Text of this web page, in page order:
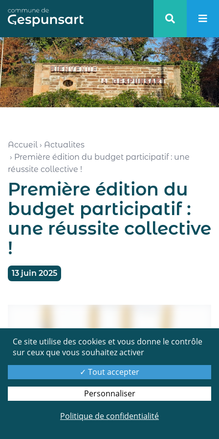
Haut de page
Accueil › Actualites
› Première édition du budget participatif : une
réussite collective !
Première édition du
budget participatif :
une réussite collective
!
13 juin 2025
Ce site utilise des cookies et vous donne le contrôle
sur ceux que vous souhaitez activer
Tout accepter
Personnaliser
Politique de confidentialité